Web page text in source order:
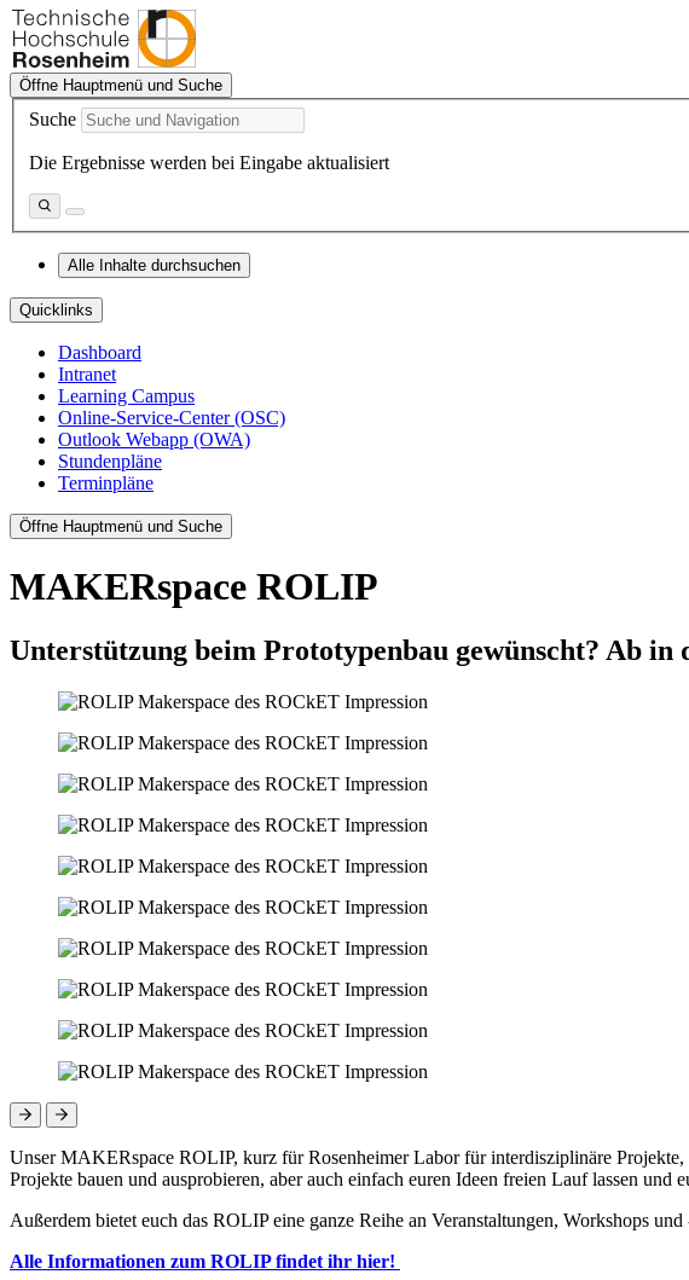
Öffne Hauptmenü und Suche
Suche
Die Ergebnisse werden bei Eingabe aktualisiert
Alle Inhalte durchsuchen
Quicklinks
Dashboard
Intranet
Learning Campus
Online-Service-Center (OSC)
Outlook Webapp (OWA)
Stundenpläne
Terminpläne
Öffne Hauptmenü und Suche
MAKERspace ROLIP
Unterstützung beim Prototypenbau gewünscht? Ab
Unser MAKERspace ROLIP, kurz für Rosenheimer Labor für interdisziplinäre
Projekte bauen und ausprobieren, aber auch einfach euren Ideen freien Lauf lassen und
Außerdem bietet euch das ROLIP eine ganze Reihe an Veranstaltungen, Workshops
Alle Informationen zum ROLIP findet ihr hier!